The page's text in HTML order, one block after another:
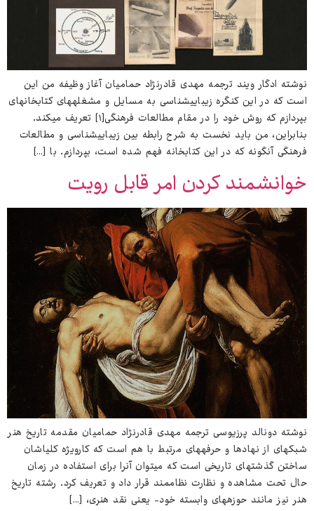
نوشته ادگار ویند ترجمه مهدی قادرنژاد حمامیان آغاز وظیفه من این
است که در این کنگره زیبایی‌شناسی به مسایل و مشغله‌های کتابخانه‌ای
بپردازم که روش خود را در مقام مطالعات فرهنگی[۱] تعریف می‌کند.
بنابراین، من باید نخست به شرح رابطه بین زیبایی‌شناسی و مطالعات
فرهنگی آنگونه که در این کتابخانه فهم شده است، بپردازم. با […]
خوانشمند کردن امر قابل رویت
نوشته دونالد پرزیوسی ترجمه مهدی قادرنژاد حمامیان مقدمه تاریخ هنر
شبکه‌ای از نهادها و حرفه‌های مرتبط با هم است که کارویژه کلی‌اشان
ساختن گذشته‌ای تاریخی است که می‌توان آن‌را برای استفاده در زمان
حال تحت مشاهده و نظارت نظام‌مند قرار داد و تعریف کرد. رشته تاریخ
هنر نیز مانند حوزه‌های وابسته خود- یعنی نقد هنری، […]